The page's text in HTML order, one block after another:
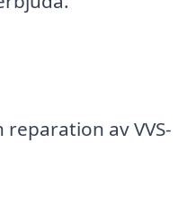
av VVS-